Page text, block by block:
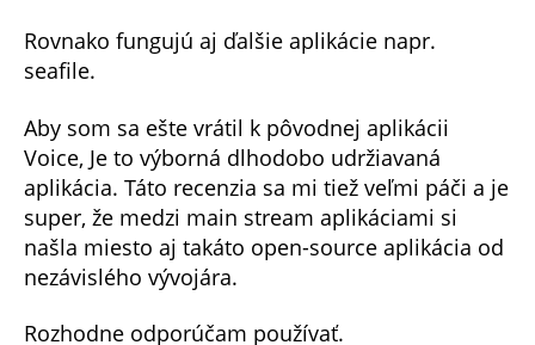
Rovnako fungujú aj ďalšie aplikácie napr.
seafile.
Aby som sa ešte vrátil k pôvodnej aplikácii
Voice, Je to výborná dlhodobo udržiavaná
aplikácia. Táto recenzia sa mi tiež veľmi páči a je
super, že medzi main stream aplikáciami si
našla miesto aj takáto open-source aplikácia od
nezávislého vývojára.
Rozhodne odporúčam používať.